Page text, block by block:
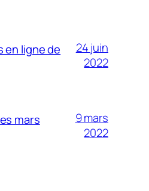
en ligne de
24 juin
2022
mars
9 mars
2022